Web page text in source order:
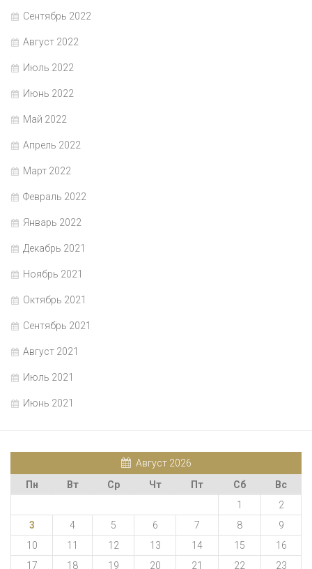
Сентябрь 2022
Август 2022
Июль 2022
Июнь 2022
Май 2022
Апрель 2022
Март 2022
Февраль 2022
Январь 2022
Декабрь 2021
Ноябрь 2021
Октябрь 2021
Сентябрь 2021
Август 2021
Июль 2021
Июнь 2021
Август 2026
Пн
Вт Ср Чт Пт Сб
Вс
1
2
3
4 5 6 7 8
9
10
11 12 13 14 15
16
17
18 19 20 21 22 23